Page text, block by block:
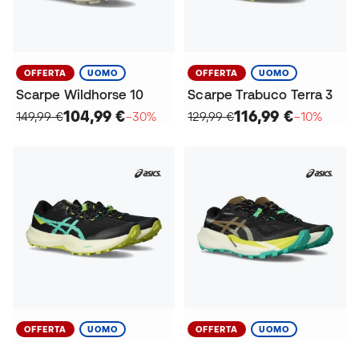
OFFERTA UOMO
Scarpe Wildhorse 10
149,99 €104,99 €−30%
OFFERTA UOMO
Scarpe Trabuco Terra 3
129,99 €116,99 €−10%
OFFERTA UOMO OFFERTA UOMO